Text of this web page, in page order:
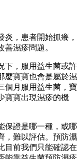
，患者開始抓癢，
濕疹問題。
下，服用益生菌或許
麼寶寶也會是屬於濕
個月服用益生菌，寶
寶寶出現濕疹的機
保證是哪一種，或哪
，難以評估。預防濕
目前我們只能確認在